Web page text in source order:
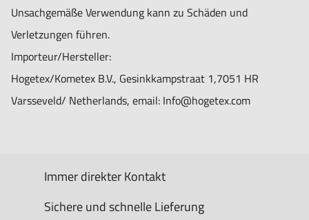
Unsachgemäße Verwendung kann zu Schäden und
Verletzungen führen.
Importeur/Hersteller:
Hogetex/Kometex B.V., Gesinkkampstraat 1,7051 HR
Varsseveld/ Netherlands, email: Info@hogetex.com
Immer direkter Kontakt
Sichere und schnelle Lieferung